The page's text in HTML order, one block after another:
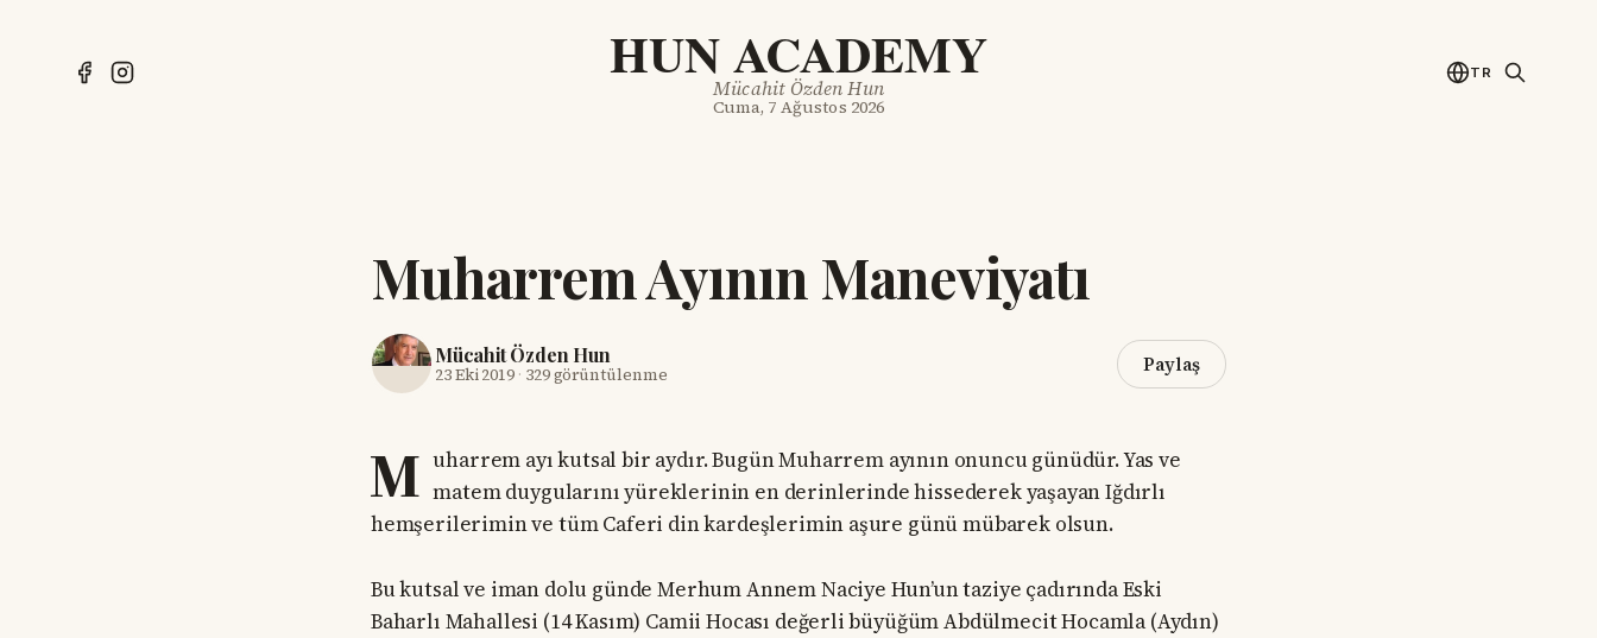
HUN ACADEMY
Mücahit Özden Hun
Cuma, 7 Ağustos 2026
TR
Muharrem Ayının Maneviyatı
Mücahit Özden Hun
23 Eki 2019 · 329 görüntülenme Paylaş
M uharrem ayı kutsal bir aydır. Bugün Muharrem ayının onuncu günüdür. Yas ve
matem duygularını yüreklerinin en derinlerinde hissederek yaşayan Iğdırlı
hemşerilerimin ve tüm Caferi din kardeşlerimin aşure günü mübarek olsun.
Bu kutsal ve iman dolu günde Merhum Annem Naciye Hun’un taziye çadırında Eski
Baharlı Mahallesi (14 Kasım) Camii Hocası değerli büyüğüm Abdülmecit Hocamla (Aydın)